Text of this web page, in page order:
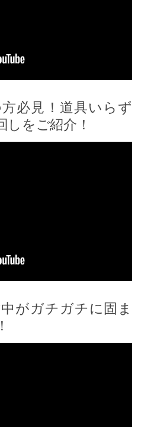
必見！道具いらず
しをご紹介！
がガチガチに固ま